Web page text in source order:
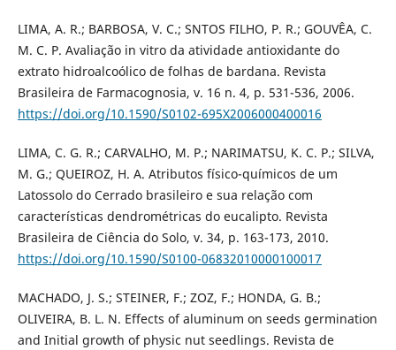
LIMA, A. R.; BARBOSA, V. C.; SNTOS FILHO, P. R.; GOUVÊA, C.
M. C. P. Avaliação in vitro da atividade antioxidante do
extrato hidroalcoólico de folhas de bardana. Revista
Brasileira de Farmacognosia, v. 16 n. 4, p. 531-536, 2006.
https://doi.org/10.1590/S0102-695X2006000400016
LIMA, C. G. R.; CARVALHO, M. P.; NARIMATSU, K. C. P.; SILVA,
M. G.; QUEIROZ, H. A. Atributos físico-químicos de um
Latossolo do Cerrado brasileiro e sua relação com
características dendrométricas do eucalipto. Revista
Brasileira de Ciência do Solo, v. 34, p. 163-173, 2010.
https://doi.org/10.1590/S0100-06832010000100017
MACHADO, J. S.; STEINER, F.; ZOZ, F.; HONDA, G. B.;
OLIVEIRA, B. L. N. Effects of aluminum on seeds germination
and Initial growth of physic nut seedlings. Revista de